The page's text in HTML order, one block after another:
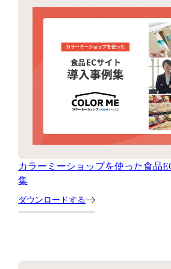
カラーミーショップを使った食品
集
ダウンロードする